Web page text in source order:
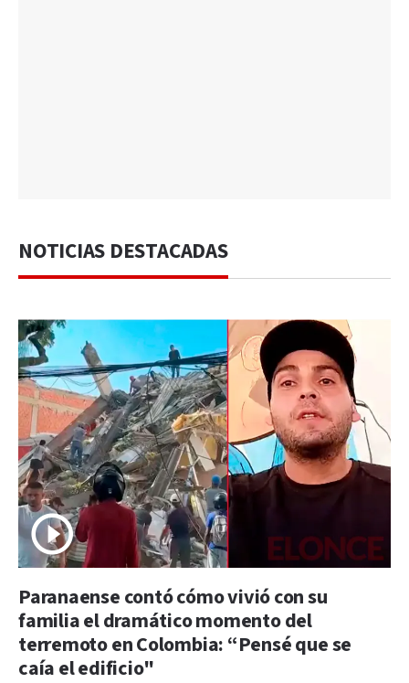
NOTICIAS DESTACADAS
Paranaense contó cómo vivió con su
familia el dramático momento del
terremoto en Colombia: “Pensé que se
caía el edificio"